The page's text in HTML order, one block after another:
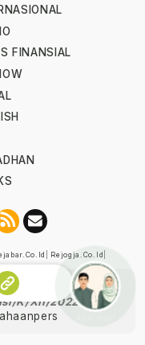
FINANSIAL
Rejogja.co.id
Pers
K/XII/2022